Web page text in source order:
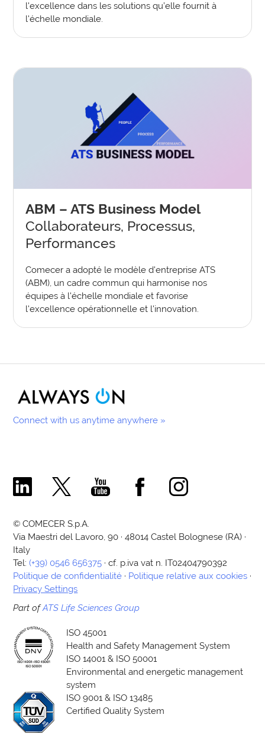
l'excellence dans les solutions qu’elle fournit à
l'échelle mondiale.
ABM – ATS Business Model
Collaborateurs, Processus,
Performances
Comecer a adopté le modèle d'entreprise ATS
(ABM), un cadre commun qui harmonise nos
équipes à l'échelle mondiale et favorise
l'excellence opérationnelle et l'innovation.
Connect with us anytime anywhere »
Comecer Linkedin Page
Comecer X PageComecer Youtube Channel
Comecer Facebook Page
Comecer Instagram
© COMECER S.p.A.
Via Maestri del Lavoro, 90 · 48014 Castel Bolognese (RA) ·
Italy
Tel:(+39) 0546 656375 · cf. p.iva vat n. IT02404790392
Politique de confidentialité · Politique relative aux cookies ·
Privacy Settings
Part ofATS Life Sciences Group
ISO 45001
Health and Safety Management System
ISO 14001 & ISO 50001
Environmental and energetic management
system
ISO 9001 & ISO 13485
Certified Quality System